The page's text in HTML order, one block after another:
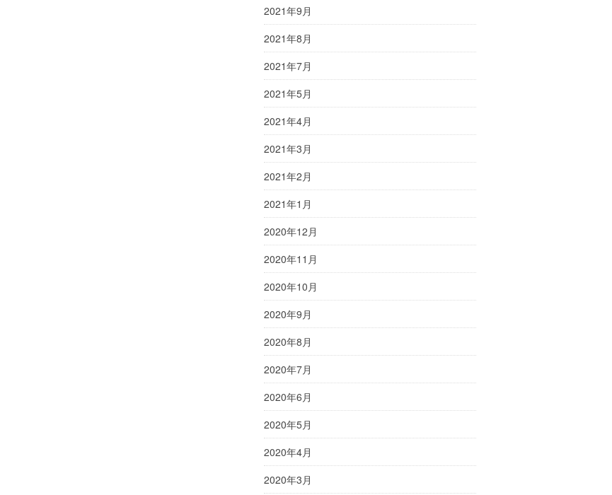
2021年9月
2021年8月
2021年7月
2021年5月
2021年4月
2021年3月
2021年2月
2021年1月
2020年12月
2020年11月
2020年10月
2020年9月
2020年8月
2020年7月
2020年6月
2020年5月
2020年4月
2020年3月